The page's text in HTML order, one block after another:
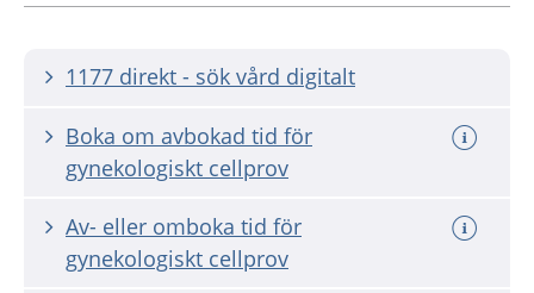
1177 direkt - sök vård digitalt
Boka om avbokad tid för
gynekologiskt cellprov
Av- eller omboka tid för
gynekologiskt cellprov